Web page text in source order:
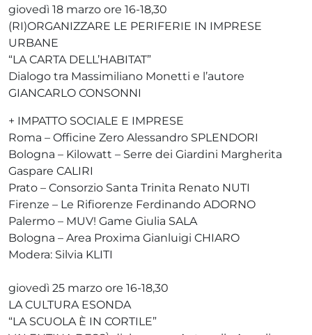
giovedì 18 marzo ore 16-18,30
(RI)ORGANIZZARE LE PERIFERIE IN IMPRESE
URBANE
“LA CARTA DELL’HABITAT”
Dialogo tra Massimiliano Monetti e l’autore
GIANCARLO CONSONNI
+ IMPATTO SOCIALE E IMPRESE
Roma – Officine Zero Alessandro SPLENDORI
Bologna – Kilowatt – Serre dei Giardini Margherita
Gaspare CALIRI
Prato – Consorzio Santa Trinita Renato NUTI
Firenze – Le Rifiorenze Ferdinando ADORNO
Palermo – MUV! Game Giulia SALA
Bologna – Area Proxima Gianluigi CHIARO
Modera: Silvia KLITI
giovedì 25 marzo ore 16-18,30
LA CULTURA ESONDA
“LA SCUOLA È IN CORTILE”